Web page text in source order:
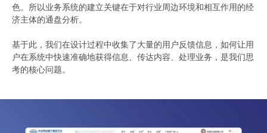
色。所以业务系统的建立关键在于对行业周边环境和相互作用的经
济主体的通盘分析。
基于此，我们在设计过程中收集了大量的用户反馈信息，如何让用
户在系统中快速准确地获得信息、传达内容、处理业务，是我们思
考的核心问题。